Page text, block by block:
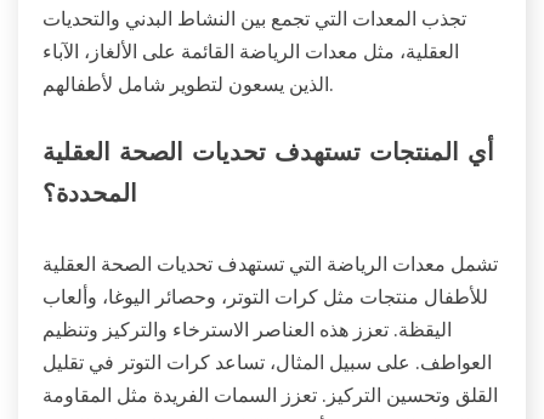
تجذب المعدات التي تجمع بين النشاط البدني والتحديات
العقلية، مثل معدات الرياضة القائمة على الألغاز، الآباء
الذين يسعون لتطوير شامل لأطفالهم.
أي المنتجات تستهدف تحديات الصحة العقلية
المحددة؟
تشمل معدات الرياضة التي تستهدف تحديات الصحة العقلية
للأطفال منتجات مثل كرات التوتر، وحصائر اليوغا، وألعاب
اليقظة. تعزز هذه العناصر الاسترخاء والتركيز وتنظيم
العواطف. على سبيل المثال، تساعد كرات التوتر في تقليل
القلق وتحسين التركيز. تعزز السمات الفريدة مثل المقاومة